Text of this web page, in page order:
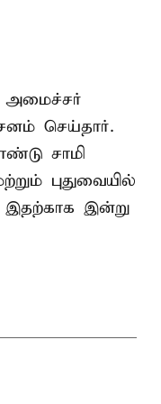
அமைச்சர்
செய்தார்.
சாமி
புதுவையில்
இன்று